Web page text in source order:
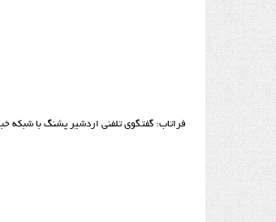
فراتاب: گفتگوی تلفنی اردشیر پشنگ با شبکه